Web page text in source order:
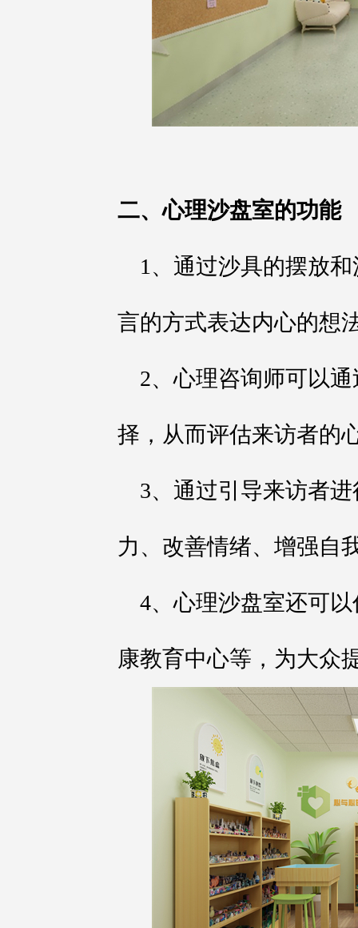
二、心理沙盘室的功能
1、通过沙具的摆放
言的方式表达内心的想
2、心理咨询师可以
择，从而评估来访者的
3、通过引导来访者
力、改善情绪、增强自
4、心理沙盘室还可
康教育中心等，为大众